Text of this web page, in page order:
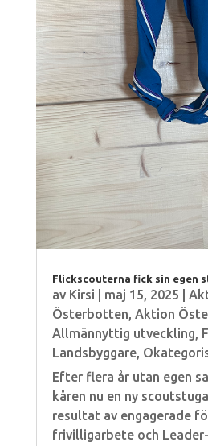
Flickscouterna fick sin egen
av Kirsi maj 15, 2025
Österbotten, Aktion
Allmännyttig utveckling,
Landsbyggare,
Efter flera år utan egen
kåren nu en ny
resultat av engagerade
frivilligarbete och